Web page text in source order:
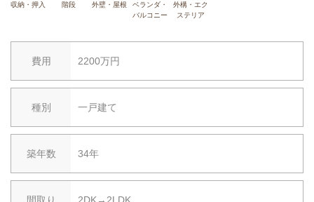
収納・押入 階段 外壁・屋根
ベランダ・
バルコニー
外構・エク
ステリア
費用 2200万円
種別 一戸建て
築年数 34年